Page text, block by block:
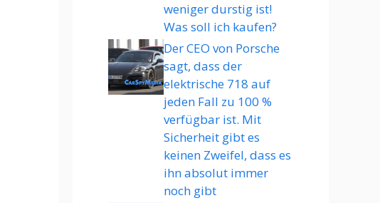
weniger durstig ist!
Was soll ich kaufen?
Der CEO von Porsche
sagt, dass der
elektrische 718 auf
jeden Fall zu 100 %
verfügbar ist. Mit
Sicherheit gibt es
keinen Zweifel, dass es
ihn absolut immer
noch gibt